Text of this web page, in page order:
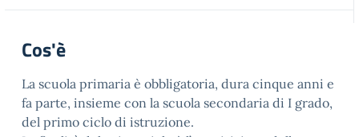
Cos'è
La scuola primaria è obbligatoria, dura cinque anni e
fa parte, insieme con la scuola secondaria di I grado,
del primo ciclo di istruzione.